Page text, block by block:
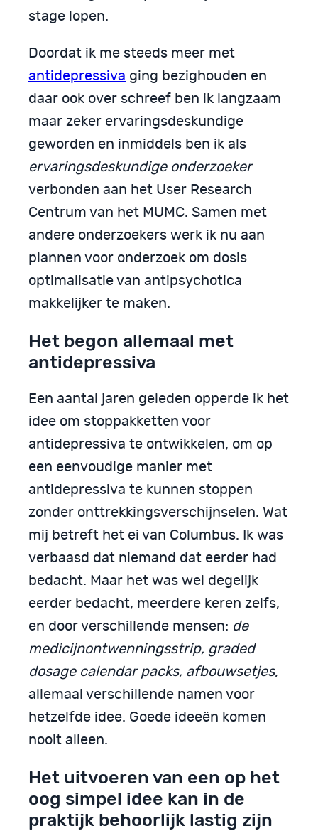
stage lopen.
Doordat ik me steeds meer met
antidepressiva ging bezighouden en
daar ook over schreef ben ik langzaam
maar zeker ervaringsdeskundige
geworden en inmiddels ben ik als
ervaringsdeskundige onderzoeker
verbonden aan het User Research
Centrum van het MUMC. Samen met
andere onderzoekers werk ik nu aan
plannen voor onderzoek om dosis
optimalisatie van antipsychotica
makkelijker te maken.
Het begon allemaal met
antidepressiva
Een aantal jaren geleden opperde ik het
idee om stoppakketten voor
antidepressiva te ontwikkelen, om op
een eenvoudige manier met
antidepressiva te kunnen stoppen
zonder onttrekkingsverschijnselen. Wat
mij betreft het ei van Columbus. Ik was
verbaasd dat niemand dat eerder had
bedacht. Maar het was wel degelijk
eerder bedacht, meerdere keren zelfs,
en door verschillende mensen: de
medicijnontwenningsstrip, graded
dosage calendar packs, afbouwsetjes,
allemaal verschillende namen voor
hetzelfde idee. Goede ideeën komen
nooit alleen.
Het uitvoeren van een op het
oog simpel idee kan in de
praktijk behoorlijk lastig zijn